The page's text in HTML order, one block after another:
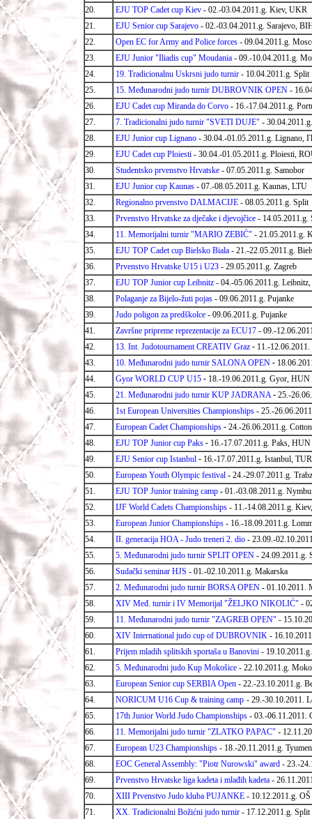
20.
EJU TOP Cadet cup Kiev - 02.-03.04.2011.g. Kiev, UKR
21.
EJU Senior cup Sarajevo - 02.-03.04.2011.g. Sarajevo,
22.
Open EC for Army and Police forces - 09.04.2011.g.
23.
EJU Junior "Iliadis cup" Moudania - 09.-10.04.2011.g.
24.
19. Tradicionalnu Uskrsni judo turnir - 10.04.2011.g. Split
25.
15. Međunarodni judo turnir DUBROVNIK OPEN -
26.
EJU Cadet cup Miranda do Corvo - 16.-17.04.2011.g.
27.
7. Tradicionalni judo turnir "SVETI DUJE" -
28.
EJU Junior cup Lignano - 30.04.-01.05.2011.g. Lignano,
29.
EJU Cadet cup Ploiesti - 30.04.-01.05.2011.g. Ploiesti,
30.
Studentsko prvenstvo Hrvatske - 07.05.2011.g. Samobor
31.
EJU Junior cup Kaunas - 07.-08.05.2011.g. Kaunas, LTU
32.
Regionalno prvenstvo DALMACIJE - 08.05.2011.g. Split
33.
Prvenstvo Hrvatske za dječake i djevojčice - 14.05.2011.g.
34.
11. Memorijalni turnir "MARIO ZEBIĆ" - 21.05.2011.g.
35.
EJU TOP Cadet cup Bielsko Biala - 21.-22.05.2011.g.
36.
Prvenstvo Hrvatske U15 i U23 - 29.05.2011.g. Zagreb
37.
EJU TOP Junior cup Leibnitz - 04.-05.06.2011.g.
38.
Polaganje za Bijelo-žuti pojas - 09.06.2011.g. Pujanke
39.
Judo poligon za predškolce - 09.06.2011.g. Pujanke
41.
Završne pripreme reprezentacije za ECU17 - 09.-
42.
13. Int. Judotournament CREATIV Graz - 11.-
43.
10. Međunarodni judo turnir SALONA OPEN -
44.
Gyor WORLD CUP U15 - 18.-19.06.2011.g. Gyor, HUN
45.
21. Međunarodni judo turnir KUP JADRANA - 25.-
46.
1st European Universities Championships - 25.-
47.
European Cadet Championships - 24.-26.06.2011.g.
48.
EJU TOP Junior cup Paks - 16.-17.07.2011.g. Paks, HUN
49.
EJU Senior cup Istanbul - 16.-17.07.2011.g. Istanbul, TUR
50.
European Youth Olympic festival - 24.-29.07.2011.g.
51.
EJU TOP Junior training camp - 01.-03.08.2011.g.
52.
IJF World Cadets Championships - 11.-14.08.2011.g.
53.
European Junior Championships - 16.-18.09.2011.g.
54.
II. generacija HOA - Judo treneri 2. dio - 23.09.-
55.
5. Međunarodni judo turnir SPLIT OPEN - 24.09.2011.g.
56.
Sudački seminar HJS - 01.-02.10.2011.g. Makarska
57.
2. Međunarodni judo turnir BORSA OPEN - 01.10.2011.
58.
XIV Međ. turnir i IV Memorijal "ŽELJKO NIKOLIĆ" -
59.
11. Međunarodni judo turnir "ZAGREB OPEN" -
60.
XIV International judo cup of DUBROVNIK -
61.
Prijem mladih splitskih sportaša u Banovini -
62.
5. Međunarodni judo Kup Mokošice - 22.10.2011.g.
63.
European Senior cup SERBIA Open - 22.-23.10.2011.g.
64.
NORICUM U16 Cup & training camp - 29.-30.10.2011.
65.
17th Junior World Judo Championships - 03.-06.11.2011.
66.
11. Memorijalni judo turnir "ZLATKO PAPAC" -
67.
European U23 Championships - 18.-20.11.2011.g.
68.
EOC General Assembly: "Piotr Nurowski" award - 23.-
69.
Prvenstvo Hrvatske liga kadeta i mlađih kadeta -
70.
XIII Prvenstvo Judo kluba PUJANKE - 10.12.2011.g.
71.
XX. Tradicionalni Božićni judo turnir - 17.12.2011.g. Split